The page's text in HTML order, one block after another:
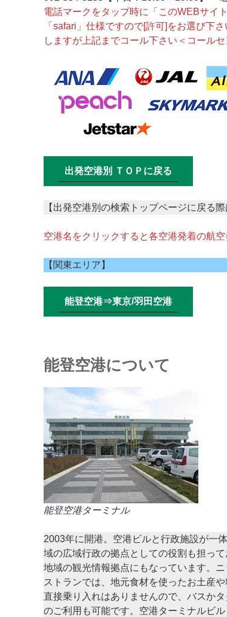
電話マークをタップ時に「このWEBサイ
「safari」仕様ですので[許可]をお選び下
しますが上記までコール下さい＜コール
出発空港別 ＴＯＰに戻る
【出発空港別の検索トップページに戻る
空港名をクリックすると各空港発着の航
【関東エリア】
能登空港⇒東京/羽田空港
能登空港について
能登空港ターミナル
2003年に開港。空港ビルと行政施設が一
域の広域行政の拠点としての役割も担っ
地域の観光情報拠点にもなっています。
ストランでは、地元食材を使ったお土産
直接乗り入れはありませんので、バスか
のご利用も可能です。空港ターミナルビ